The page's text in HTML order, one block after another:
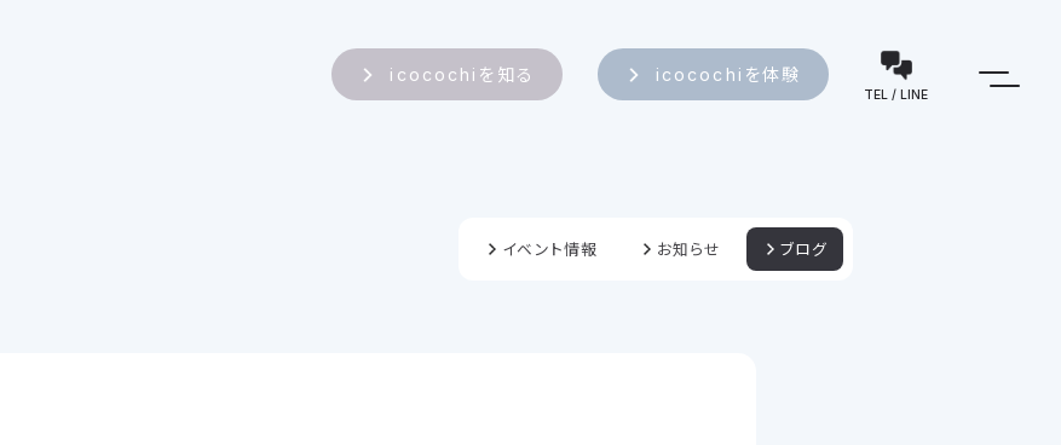
TEL / LINE
icocochiを知る icocochiを体験
イベント情報 お知らせ ブログ